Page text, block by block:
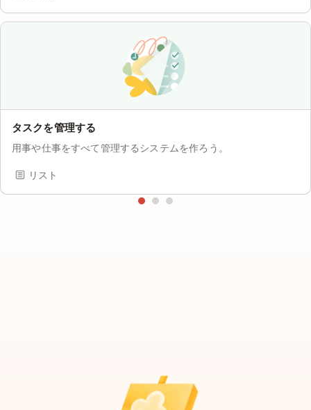
タスクを管理する
用事や仕事をすべて管理するシステムを作ろう。
リスト